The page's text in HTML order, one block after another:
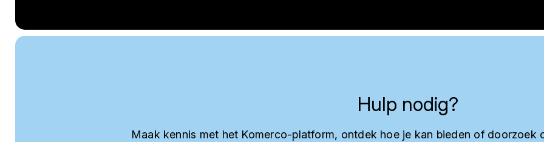
Hulp nodig?
Maak kennis met het Komerco-platform, ontdek hoe je kan bieden of doorzoek